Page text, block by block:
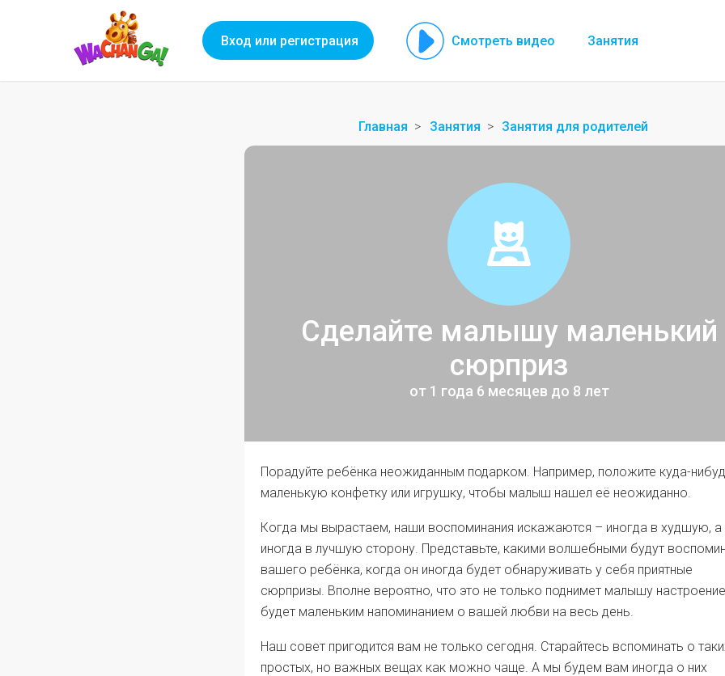
Вход или регистрация Смотреть видео Занятия
Главная Занятия Занятия для родителей
Сделайте малышу маленький
сюрприз
от 1 года 6 месяцев до 8 лет
Порадуйте ребёнка неожиданным подарком. Например, положите куда-
маленькую конфетку или игрушку, чтобы малыш нашел её неожиданно.
Когда мы вырастаем, наши воспоминания искажаются – иногда в худшую, а
иногда в лучшую сторону. Представьте, какими волшебными будут
вашего ребёнка, когда он иногда будет обнаруживать у себя приятные
сюрпризы. Вполне вероятно, что это не только поднимет малышу
будет маленьким напоминанием о вашей любви на весь день.
Наш совет пригодится вам не только сегодня. Старайтесь вспоминать о
простых, но важных вещах как можно чаще. А мы будем вам иногда о них